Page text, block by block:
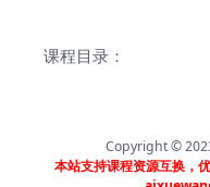
课程目录：
Copyright ©
本站支持课程资源互换，